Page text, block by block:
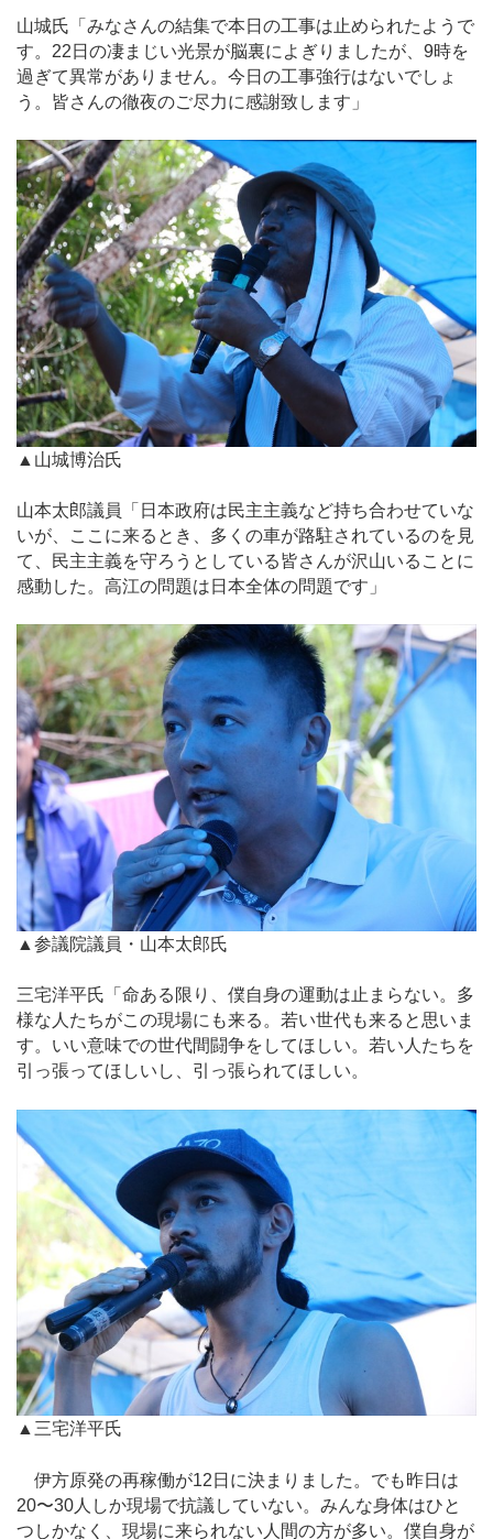
山城氏「みなさんの結集で本日の工事は止められたようで
す。22日の凄まじい光景が脳裏によぎりましたが、9時を
過ぎて異常がありません。今日の工事強行はないでしょ
う。皆さんの徹夜のご尽力に感謝致します」
▲山城博治氏
山本太郎議員「日本政府は民主主義など持ち合わせていな
いが、ここに来るとき、多くの車が路駐されているのを見
て、民主主義を守ろうとしている皆さんが沢山いることに
感動した。高江の問題は日本全体の問題です」
▲参議院議員・山本太郎氏
三宅洋平氏「命ある限り、僕自身の運動は止まらない。多
様な人たちがこの現場にも来る。若い世代も来ると思いま
す。いい意味での世代間闘争をしてほしい。若い人たちを
引っ張ってほしいし、引っ張られてほしい。
▲三宅洋平氏
伊方原発の再稼働が12日に決まりました。でも昨日は
20〜30人しか現場で抗議していない。みんな身体はひと
つしかなく、現場に来られない人間の方が多い。僕自身が